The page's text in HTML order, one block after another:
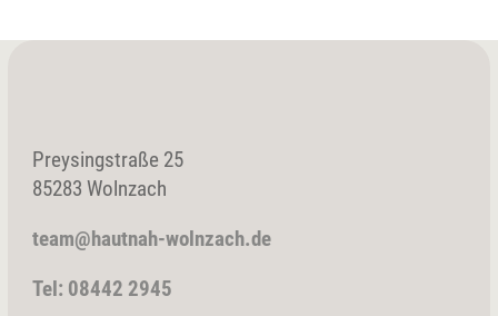
Preysingstraße 25
85283 Wolnzach
team@hautnah-wolnzach.de
Tel: 08442 2945